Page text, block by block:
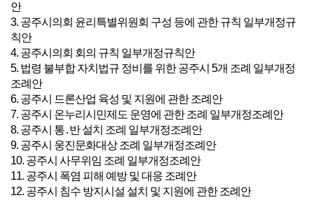
안
3. 공주시의회 윤리특별위원회 구성 등에 관한 규칙 일부개정규
칙안
4. 공주시의회 회의 규칙 일부개정규칙안
5. 법령 불부합 자치법규 정비를 위한 공주시 5개 조례 일부개정
조례안
6. 공주시 드론산업 육성 및 지원에 관한 조례안
7. 공주시 온누리시민제도 운영에 관한 조례 일부개정조례안
8. 공주시 통․반 설치 조례 일부개정조례안
9. 공주시 웅진문화대상 조례 일부개정조례안
10. 공주시 사무위임 조례 일부개정조례안
11. 공주시 폭염 피해 예방 및 대응 조례안
12. 공주시 침수 방지시설 설치 및 지원에 관한 조례안